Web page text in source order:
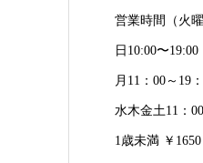
営業時間（火
日10:00〜19:00
月11：00～19
水木金土11：
1歳未満 ￥1650